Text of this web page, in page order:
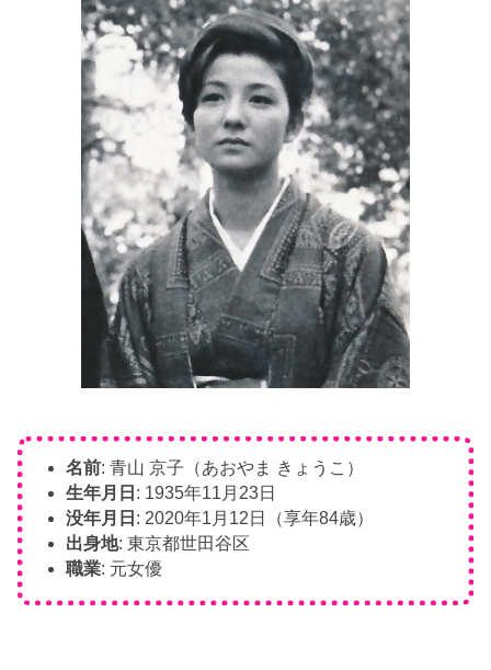
名前: 青山 京子（あおやま きょうこ）
生年月日 : 1935年11月23日
没年月日 : 2020年1月12日（享年84歳）
出身地: 東京都世田谷区
職業: 元女優